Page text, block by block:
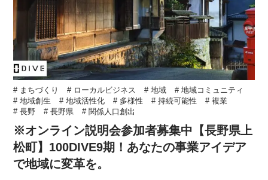
# まちづくり # ローカルビジネス # 地域
# 地域コミュニティ
# 地域創生
# 地域活性化 # 多様性 # 持続可能性
# 複業
# 長野
# 長野県 # 関係人口創出
※オンライン説明会参加者募集中【長野県上
松町】100DIVE9期！あなたの事業アイデア
で地域に変革を。